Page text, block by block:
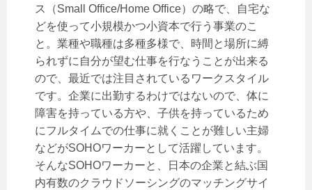
ス（Small Office/Home Office）の略で、自宅な
どを使って小規模かつ小資本で行う事業のこ
と。業種や職種は多種多様で、時間と場所に縛
られずに自分が望む仕事を行なうことが出来る
ので、最近では注目されているワークスタイル
です。企業に出勤するわけではないので、体に
障害を持っている方や、子供を持っているため
にフルタイムでの仕事に就くことが難しい主婦
などがSOHOワーカーとして活躍しています。
そんなSOHOワーカーと、日本の企業と結ぶ国
内有数のクラウドソーシングのマッチングサイ